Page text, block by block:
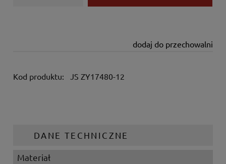
dodaj do przechowalni
Kod produktu: JS ZY17480-12
DANE TECHNICZNE
Materiał